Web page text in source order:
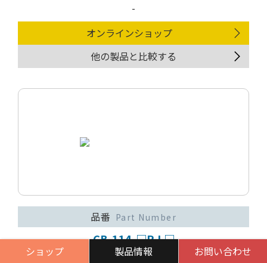
-
オンラインショップ
他の製品と比較する
品番 Part Number
CB-114-□P-L□
ショップ 製品情報 お問い合わせ